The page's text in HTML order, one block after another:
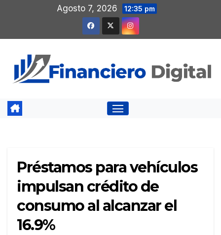
contenido
Agosto 7, 2026 12:35 pm
Préstamos para vehículos
impulsan crédito de
consumo al alcanzar el
16.9%